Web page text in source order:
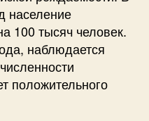
население
100 тысяч человек.
наблюдается
положительного